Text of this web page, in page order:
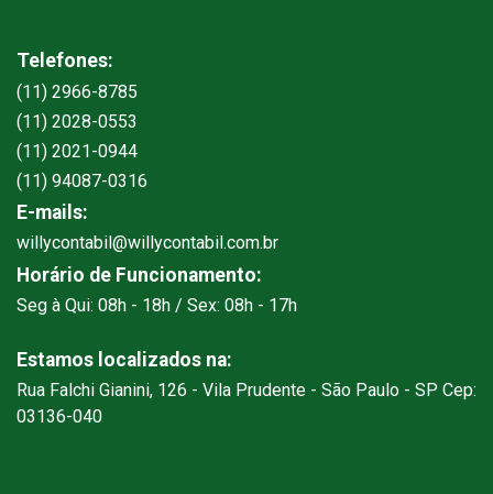
Telefones:
(11) 2966-8785
(11) 2028-0553
(11) 2021-0944
(11) 94087-0316
E-mails:
willycontabil@willycontabil.com.br
Horário de Funcionamento:
Seg à Qui: 08h - 18h / Sex: 08h - 17h
Estamos localizados na:
Rua Falchi Gianini, 126 - Vila Prudente - São Paulo - SP Cep:
03136-040